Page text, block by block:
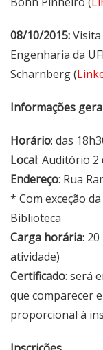
08/10/2015:
Engenharia da
Scharnberg (
Informações
Horário: das
Local: Auditório 2
Endereço: Rua
* Com exceção
Biblioteca
Carga horária:
atividade)
Certificado: será
que comparecer
proporcional à